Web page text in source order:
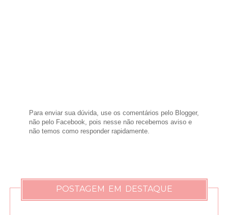
Para enviar sua dúvida, use os comentários pelo Blogger,
não pelo Facebook, pois nesse não recebemos aviso e
não temos como responder rapidamente.
POSTAGEM EM DESTAQUE